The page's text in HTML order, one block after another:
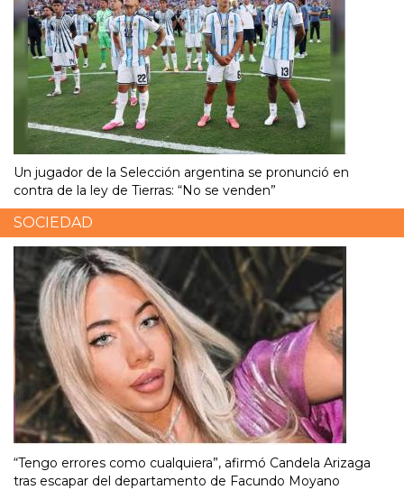
Un jugador de la Selección argentina se pronunció en
contra de la ley de Tierras: “No se venden”
SOCIEDAD
“Tengo errores como cualquiera”, afirmó Candela Arizaga
tras escapar del departamento de Facundo Moyano